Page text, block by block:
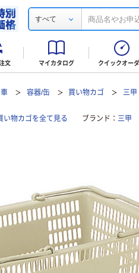
すべて
文 マイカタログ クイックオー
容器/缶 買い物カゴ 三甲
い物カゴを全て見る ブランド 三甲